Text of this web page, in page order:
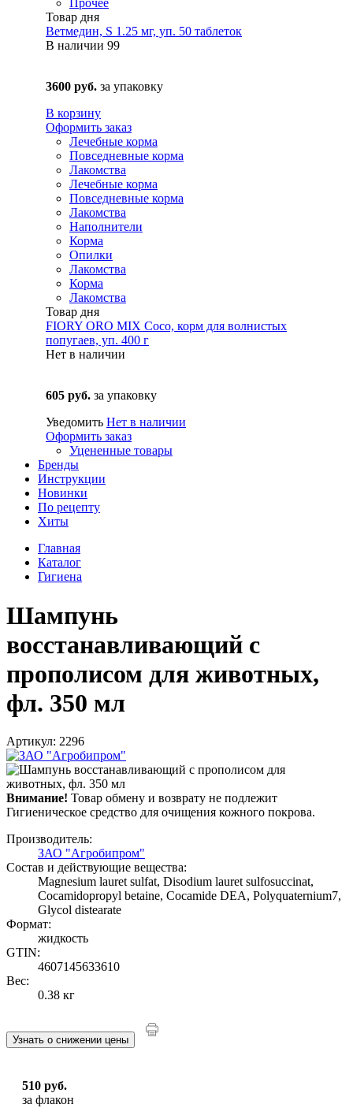
Прочее
Товар дня
Ветмедин, S 1.25 мг, уп. 50 таблеток
В наличии 99
3600 руб. за упаковку
В корзину
Оформить заказ
Лечебные корма
Повседневные корма
Лакомства
Лечебные корма
Повседневные корма
Лакомства
Наполнители
Корма
Опилки
Лакомства
Корма
Лакомства
Товар дня
FIORY ORO MIX Coco, корм для волнистых
попугаев, уп. 400 г
Нет в наличии
605 руб. за упаковку
Уведомить Нет в наличии
Оформить заказ
Уцененные товары
Бренды
Инструкции
Новинки
По рецепту
Хиты
Главная
Каталог
Гигиена
Шампунь
восстанавливающий с
прополисом для животных,
фл. 350 мл
Артикул: 2296
Внимание! Товар обмену и возврату не подлежит
Гигиеническое средство для очищения кожного покрова.
Производитель:
ЗАО "Агробипром"
Состав и действующие вещества:
Magnesium lauret sulfat, Disodium lauret sulfosuccinat,
Cocamidopropyl betaine, Cocamide DEA, Polyquaternium7,
Glycol distearate
Формат:
жидкость
GTIN:
4607145633610
Вес:
0.38 кг
Узнать о снижении цены
510 руб.
за флакон